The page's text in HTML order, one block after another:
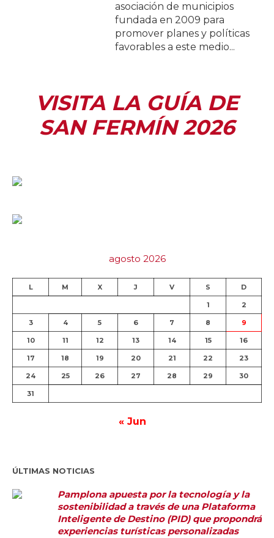
asociación de municipios
fundada en 2009 para
promover planes y políticas
favorables a este medio...
VISITA LA GUÍA DE
SAN FERMÍN 2026
agosto 2026
L M X J V S D
1 2
3 4 5 6 7 8 9
10 11 12 13 14 15 16
17 18 19 20 21 22 23
24 25 26 27 28 29 30
31
« Jun
ÚLTIMAS NOTICIAS
Pamplona apuesta por la tecnología y la
sostenibilidad a través de una Plataforma
Inteligente de Destino (PID) que propondrá
experiencias turísticas personalizadas